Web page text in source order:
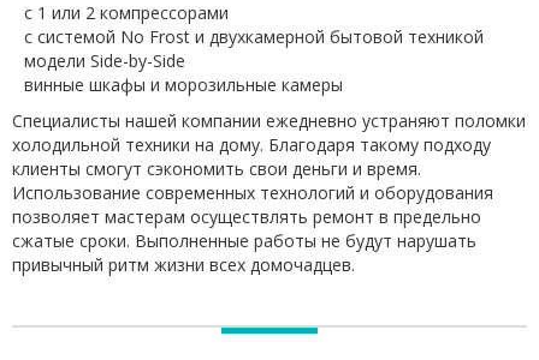
с 1 или 2 компрессорами
с системой No Frost и двухкамерной бытовой техникой
модели Side-by-Side
винные шкафы и морозильные камеры
Специалисты нашей компании ежедневно устраняют поломки
холодильной техники на дому. Благодаря такому подходу
клиенты смогут сэкономить свои деньги и время.
Использование современных технологий и оборудования
позволяет мастерам осуществлять ремонт в предельно
сжатые сроки. Выполненные работы не будут нарушать
привычный ритм жизни всех домочадцев.